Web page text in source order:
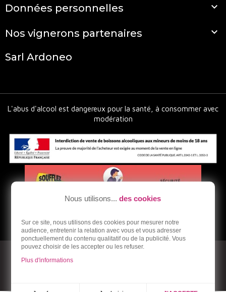
Données personnelles 
Nos vignerons partenaires 
Sarl Ardoneo
L'abus d'alcool est dangereux pour la santé, à consommer avec
modération
Nous utilisons... des cookies
Sur ce site, nous utilisons des cookies pour mesurer notre
audience, entretenir la relation avec vous et vous adresser
ponctuellement du contenu qualitatif ou de la publicité. Vous
pouvez choisir de les accepter ou les refuser.
Plus d'informations
© 2026 - Ardoneo - Vente en ligne de vins bios et naturels